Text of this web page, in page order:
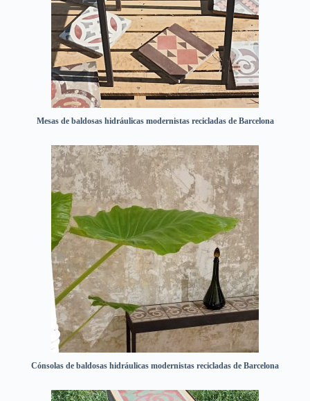
Mesas de baldosas hidráulicas modernistas recicladas de Barcelona
Cónsolas de baldosas hidráulicas modernistas recicladas de Barcelona